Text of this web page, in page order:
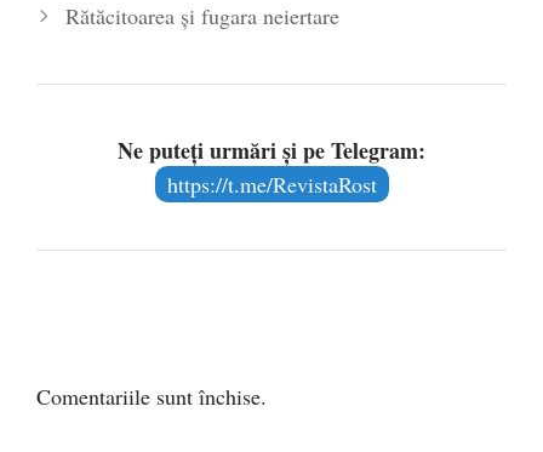
Rătăcitoarea şi fugara neiertare
Ne puteți urmări și pe Telegram:
https://t.me/RevistaRost
Comentariile sunt închise.